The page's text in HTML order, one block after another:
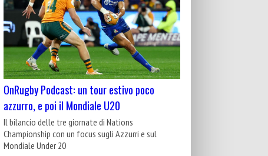
OnRugby Podcast: un tour estivo poco
azzurro, e poi il Mondiale U20
Il bilancio delle tre giornate di Nations
Championship con un focus sugli Azzurri e sul
Mondiale Under 20